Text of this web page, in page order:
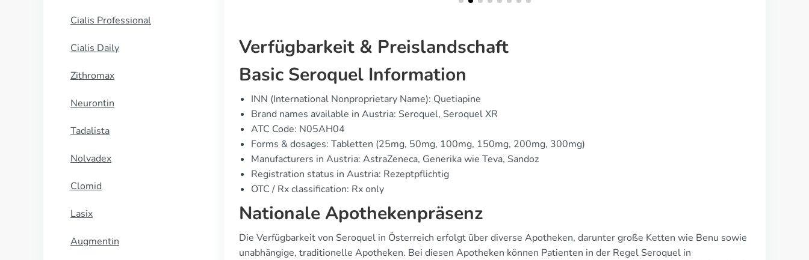
Cialis Professional
Cialis Daily
Zithromax
Neurontin
Tadalista
Nolvadex
Clomid
Lasix
Augmentin
Verfügbarkeit & Preislandschaft
Basic Seroquel Information
INN (International Nonproprietary Name): Quetiapine
Brand names available in Austria: Seroquel, Seroquel XR
ATC Code: N05AH04
Forms & dosages: Tabletten (25mg, 50mg, 100mg, 150mg, 200mg, 300mg)
Manufacturers in Austria: AstraZeneca, Generika wie Teva, Sandoz
Registration status in Austria: Rezeptpflichtig
OTC / Rx classification: Rx only
Nationale Apothekenpräsenz
Die Verfügbarkeit von Seroquel in Österreich erfolgt über diverse Apotheken, darunter große Ketten wie Benu sowie
unabhängige, traditionelle Apotheken. Bei diesen Apotheken können Patienten in der Regel Seroquel in